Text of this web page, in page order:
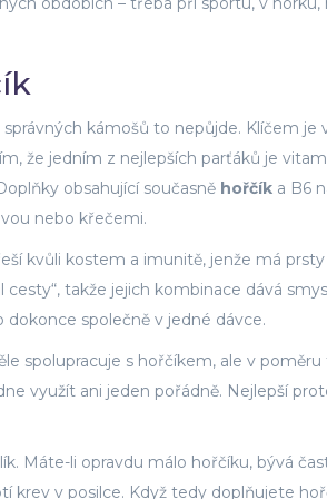
kámošů to nepůjde. Klíčem je
že jedním z nejlepších parťáků je
obsahující současně hořčík a B6
nebo křečemi.
kvůli kostem a imunitě, jenže má
takže jejich kombinace dává
společně v jedné dávce.
spolupracuje s hořčíkem, ale v
využít ani jeden pořádně. Nejlepší
Máte-li opravdu málo hořčíku, bývá
krev v posilce. Když tedy doplňujete